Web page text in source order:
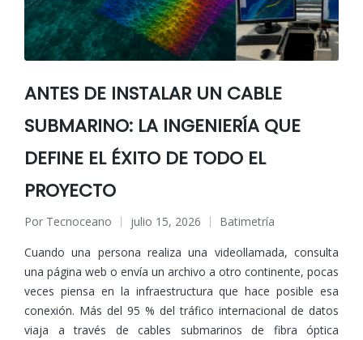
ANTES DE INSTALAR UN CABLE
SUBMARINO: LA INGENIERÍA QUE
DEFINE EL ÉXITO DE TODO EL
PROYECTO
Publicado
por
Por Tecnoceano julio 15, 2026
Publicado
en
Batimetría
Cuando una persona realiza una videollamada, consulta
una página web o envía un archivo a otro continente, pocas
veces piensa en la infraestructura que hace posible esa
conexión. Más del 95 % del tráfico internacional de datos
viaja a través de cables submarinos de fibra óptica